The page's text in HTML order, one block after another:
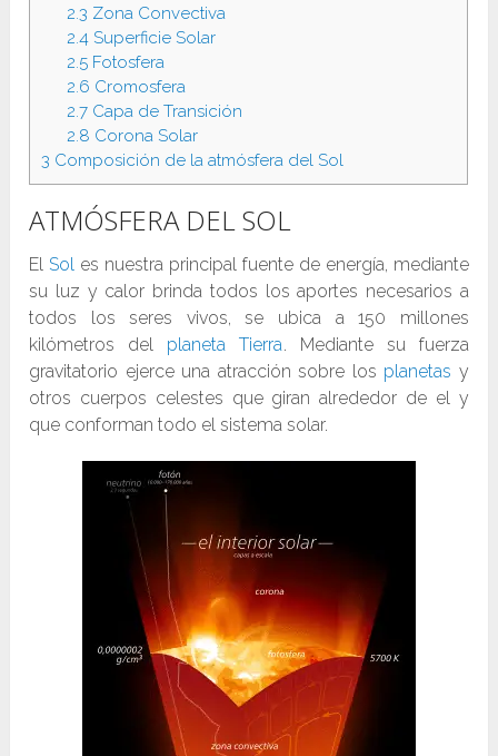
2.3 Zona Convectiva
2.4Superficie Solar
2.5Fotosfera
2.6 Cromosfera
2.7Capa de Transición
2.8 Corona Solar
3 Composición de la atmósfera del Sol
ATMÓSFERA DEL SOL
El Sol es nuestra principal fuente de energía, mediante
su luz y calor brinda todos los aportes necesarios a
todos los seres vivos, se ubica a 150 millones
kilómetros del planeta Tierra . Mediante su fuerza
gravitatorio ejerce una atracción sobre los planetas y
otros cuerpos celestes que giran alrededor de el y
que conforman todo el sistema solar.